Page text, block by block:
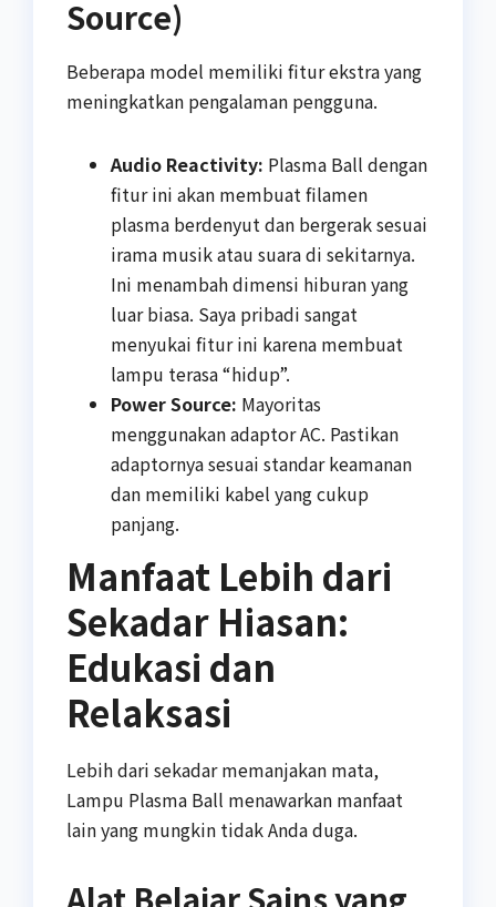
Source)
Beberapa model memiliki fitur ekstra yang
meningkatkan pengalaman pengguna.
Audio Reactivity: Plasma Ball dengan
fitur ini akan membuat filamen
plasma berdenyut dan bergerak sesuai
irama musik atau suara di sekitarnya.
Ini menambah dimensi hiburan yang
luar biasa. Saya pribadi sangat
menyukai fitur ini karena membuat
lampu terasa “hidup”.
Power Source: Mayoritas
menggunakan adaptor AC. Pastikan
adaptornya sesuai standar keamanan
dan memiliki kabel yang cukup
panjang.
Manfaat Lebih dari
Sekadar Hiasan:
Edukasi dan
Relaksasi
Lebih dari sekadar memanjakan mata,
Lampu Plasma Ball menawarkan manfaat
lain yang mungkin tidak Anda duga.
Alat Belajar Sains yang